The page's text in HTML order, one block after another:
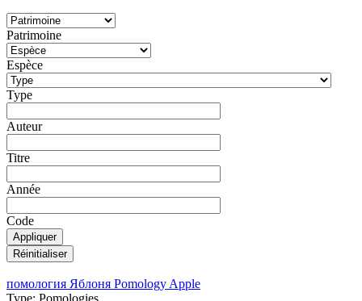
Patrimoine
Espèce
Type
Auteur
Titre
Année
Code
помология Яблоня Pomology Apple
Type: Pomologies